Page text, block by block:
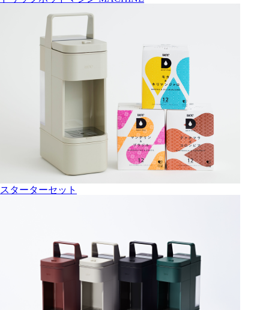
スターターセット